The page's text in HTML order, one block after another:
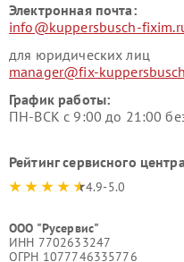
Электронная почта:
info@kuppersbusch-
для юридических лиц
manager@fix-
График работы:
ПН-ВСК с 9:00 до 21:00
Рейтинг сервисного
4.9-5.0
ООО "Русервис"
ИНН 7702633247
ОГРН 1077746335776